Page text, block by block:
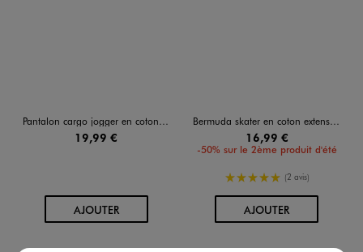
Pantalon cargo jogger en coton stretch à taille élastiquée garçon
19,99 €
AJOUTERAU PANIER
Bermuda skater en coton extensible au coloris unique garçon
16,99 €
-50% sur le 2ème produit d'été
5/5 de moyenne
(2 avis)
AJOUTERAU PANIER